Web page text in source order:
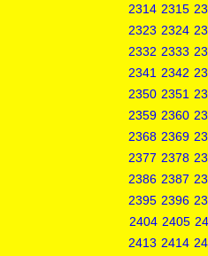
2314 2315
2323 2324
2332 2333
2341 2342
2350 2351
2359 2360
2368 2369
2377 2378
2386 2387
2395 2396
2404 2405
2413 2414